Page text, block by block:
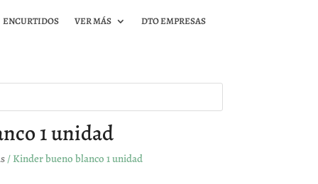
ENCURTIDOS VER MÁS DTO EMPRESAS
1 unidad
/ Kinder bueno blanco 1 unidad